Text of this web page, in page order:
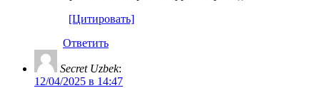
[Цитировать]
Ответить
Secret Uzbek:
12/04/2025 в 14:47